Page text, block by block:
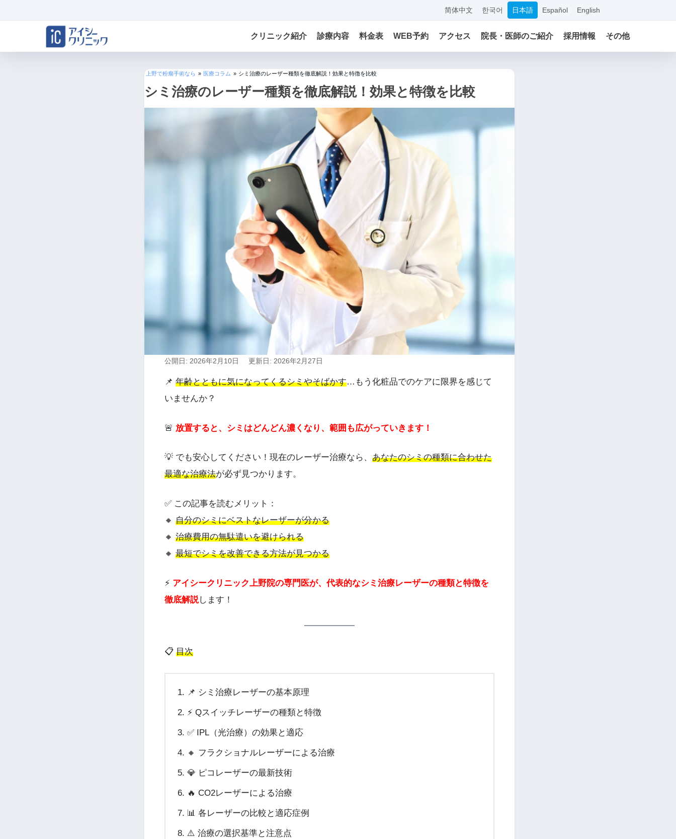
简体中文 한국어 日本語 Español English
クリニック紹介 診療内容 料金表 WEB予約 アクセス 院長・医師のご紹介 採用情報 その他
上野で粉瘤手術なら » 医療コラム » シミ治療のレーザー種類を徹底解説！効果と特徴を比較
シミ治療のレーザー種類を徹底解説！効果と特徴を比較
公開日: 2026年2月10日 更新日: 2026年2月27日
📌 年齢とともに気になってくるシミやそばかす…もう化粧品でのケアに限界を感じて
いませんか？
🚨 放置すると、シミはどんどん濃くなり、範囲も広がっていきます！
💡 でも安心してください！現在のレーザー治療なら、 あなたのシミの種類に合わせた
最適な治療法が必ず見つかります。
✅ この記事を読むメリット：
🔸 自分のシミにベストなレーザーが分かる
🔸 治療費用の無駄遣いを避けられる
🔸 最短でシミを改善できる方法が見つかる
⚡ アイシークリニック上野院の専門医が、代表的なシミ治療レーザーの種類と特徴を
徹底解説します！
📋 目次
📌 シミ治療レーザーの基本原理
⚡ Qスイッチレーザーの種類と特徴
✅ IPL（光治療）の効果と適応
🔸 フラクショナルレーザーによる治療
💎 ピコレーザーの最新技術
🔥 CO2レーザーによる治療
📊 各レーザーの比較と適応症例
⚠️ 治療の選択基準と注意点